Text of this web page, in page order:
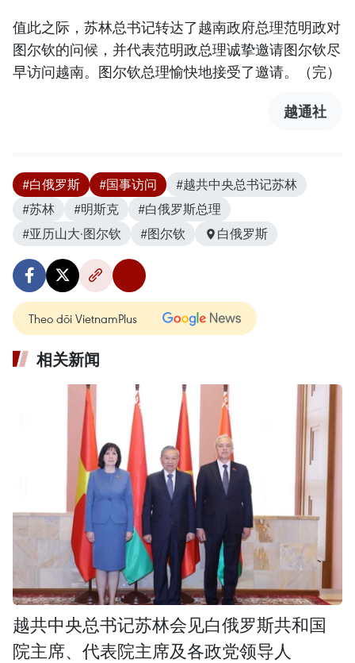
值此之际，苏林总书记转达了越南政府总理范明政对
图尔钦的问候，并代表范明政总理诚挚邀请图尔钦尽
早访问越南。图尔钦总理愉快地接受了邀请。（完）
越通社
#白俄罗斯 #国事访问
#越共中央总书记苏林
#苏林
#明斯克
#白俄罗斯总理
#亚历山大·图尔钦
#图尔钦 白俄罗斯
Theo dõi VietnamPlus
相关新闻
越共中央总书记苏林会见白俄罗斯共和国
院主席、代表院主席及各政党领导人